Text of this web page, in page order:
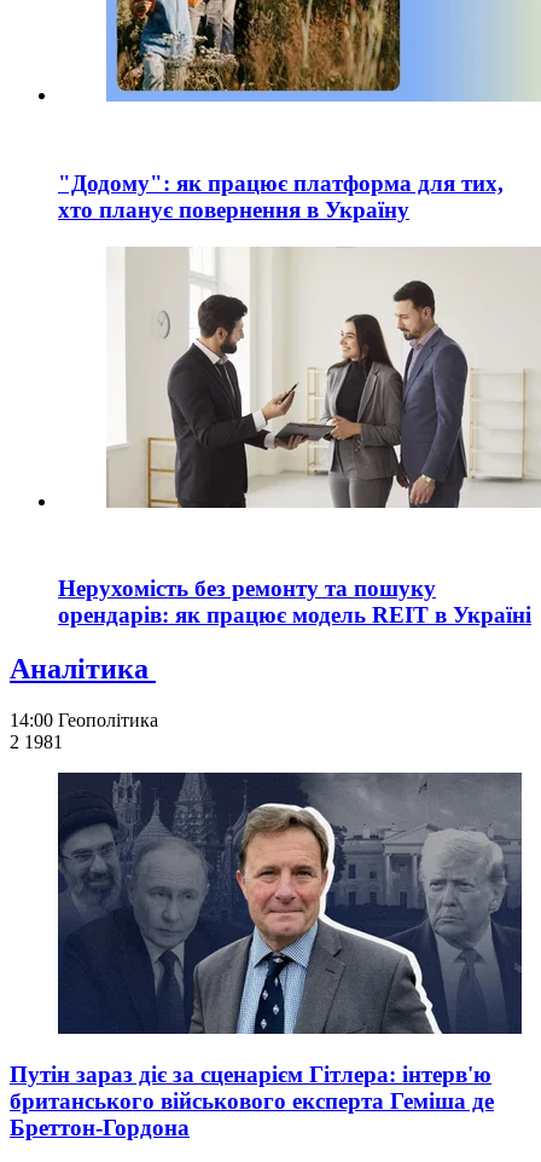
"Додому": як працює платформа для тих,
хто планує повернення в Україну
Нерухомість без ремонту та пошуку
орендарів: як працює модель REIT в Україні
Аналітика
14:00 Геополітика
2 1981
Путін зараз діє за сценарієм Гітлера: інтерв'ю
британського військового експерта Геміша де
Бреттон-Гордона